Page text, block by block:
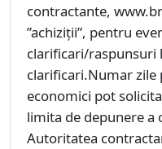
contractante,
”achiziții”, pentru
clarificari/raspunsuri
clarificari.Numar zile
economici pot
limita de depunere a
Autoritatea